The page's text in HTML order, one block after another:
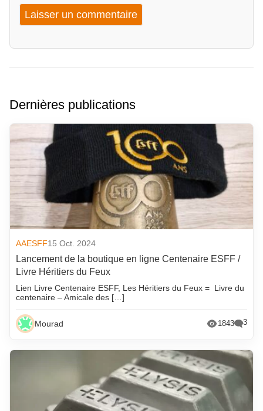
Dernières publications
AAESFF15 Oct. 2024
Lancement de la boutique en ligne Centenaire ESFF /
Livre Héritiers du Feux
Lien Livre Centenaire ESFF, Les Héritiers du Feux = Livre du
centenaire – Amicale des […]
Mourad 1843 3